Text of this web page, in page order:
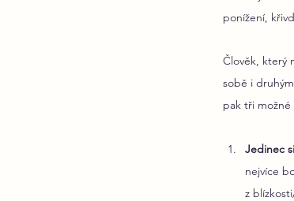
ponížení,
Člověk, který
sobě i
pak tři možné
Jedinec
nejvíce
z